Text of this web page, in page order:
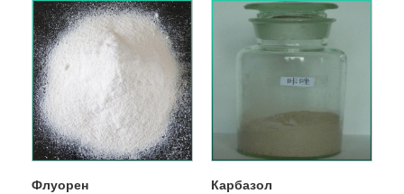
Флуорен Карбазол